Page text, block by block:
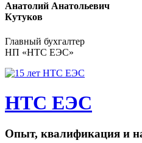
Анатолий Анатольевич
Кутуков
Главный бухгалтер
НП «НТС ЕЭС»
НТС ЕЭС
Опыт, квалификация и